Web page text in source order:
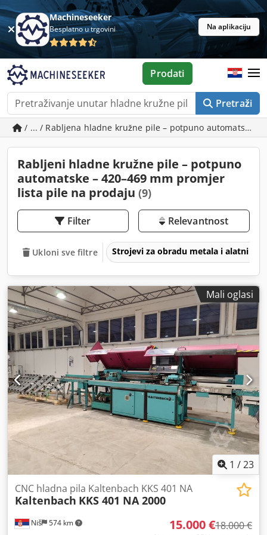
Machineseeker
Besplatno u trgovini Na aplikaciju
Pretraži
Prodati
/ ... / Rabljena hladne kružne pile – potpuno automatske
Rabljeni hladne kružne pile – potpuno
automatske – 420–469 mm promjer
lista pile na prodaju (9)
Filter Relevantnost
Ukloni sve filtre Strojevi za obradu metala i alatni
Mali oglasi
1 /23
Niš 574 km
CNC hladna pila Kaltenbach KKS 401 NA
Kaltenbach KKS 401 NA 2000
15.000 €18.000 €